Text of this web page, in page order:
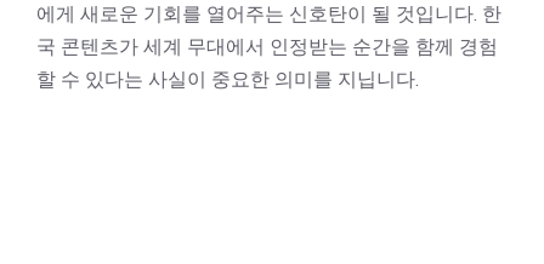
에게 새로운 기회를 열어주는 신호탄이 될 것입니다. 한
국 콘텐츠가 세계 무대에서 인정받는 순간을 함께 경험
할 수 있다는 사실이 중요한 의미를 지닙니다.